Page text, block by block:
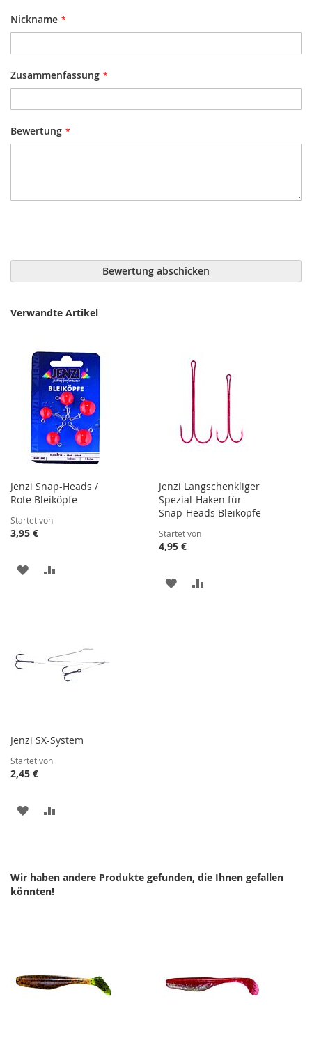
Nickname
Zusammenfassung
Bewertung
Bewertung abschicken
Verwandte Artikel
Jenzi Snap-Heads /
Rote Bleiköpfe
Startet von
3,95 €
ZUR
Jenzi Langschenkliger
Spezial-Haken für
Snap-Heads Bleiköpfe
Startet von
4,95 €
ZUR
Jenzi SX-System
Startet von
2,45 €
ZUR
Wir haben andere Produkte gefunden, die Ihnen gefallen
könnten!